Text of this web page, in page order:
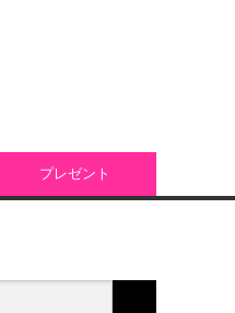
プレゼント